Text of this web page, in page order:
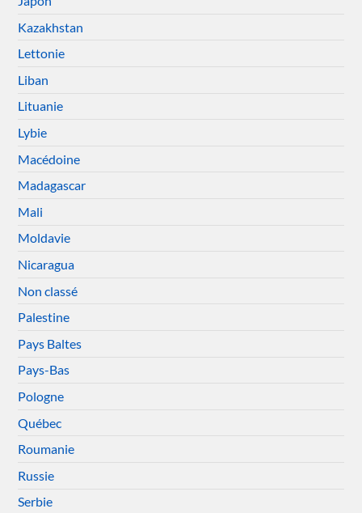
Kazakhstan
Lettonie
Liban
Lituanie
Lybie
Macédoine
Madagascar
Mali
Moldavie
Nicaragua
Non classé
Palestine
Pays Baltes
Pays-Bas
Pologne
Québec
Roumanie
Russie
Serbie